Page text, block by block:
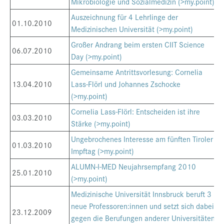
01.10.2010
Auszeichnung für 4 Lehrlinge der
Medizinischen Universität (>my.point)
06.07.2010
Großer Andrang beim ersten CIIT Science
Day (>my.point)
13.04.2010
Gemeinsame Antrittsvorlesung: Cornelia
Lass-Flörl und Johannes Zschocke
(>my.point)
03.03.2010
Cornelia Lass-Flörl: Entscheiden ist ihre
Stärke (>my.point)
01.03.2010
Ungebrochenes Interesse am fünften Tiroler
Impftag (>my.point)
25.01.2010
ALUMN-I-MED Neujahrsempfang 2010
(>my.point)
23.12.2009
Medizinische Universität Innsbruck beruft 3
neue Professoren:innen und setzt sich dabei
gegen die Berufungen anderer Universitäten